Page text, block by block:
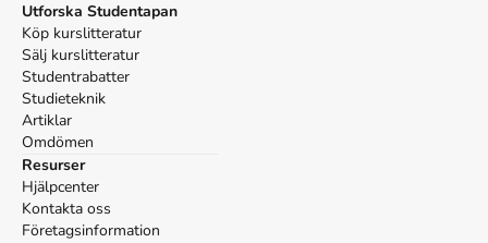
Utforska Studentapan
Köp kurslitteratur
Sälj kurslitteratur
Studentrabatter
Studieteknik
Artiklar
Omdömen
Resurser
Hjälpcenter
Kontakta oss
Företagsinformation